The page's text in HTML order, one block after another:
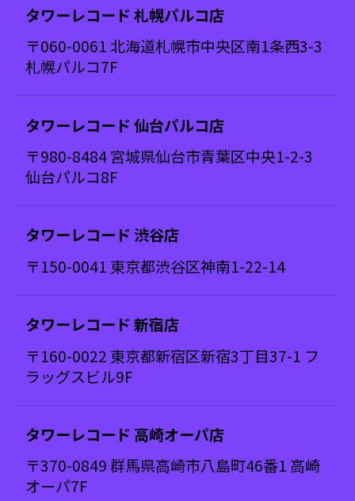
タワーレコード 札幌パルコ店
〒060-0061 北海道札幌市中央区南1条西3-3
札幌パルコ7F
タワーレコード 仙台パルコ店
〒980-8484 宮城県仙台市青葉区中央1-2-3
仙台パルコ8F
タワーレコード 渋谷店
〒150-0041 東京都渋谷区神南1-22-14
タワーレコード 新宿店
〒160-0022 東京都新宿区新宿3丁目37-1 フ
ラッグスビル9F
タワーレコード 高崎オーパ店
〒370-0849 群馬県高崎市八島町46番1 高崎
オーパ7F